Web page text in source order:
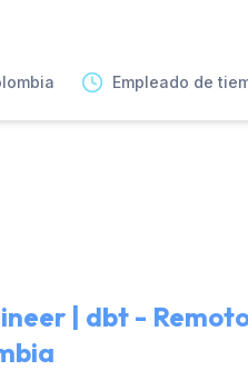
Empleado de
| dbt -